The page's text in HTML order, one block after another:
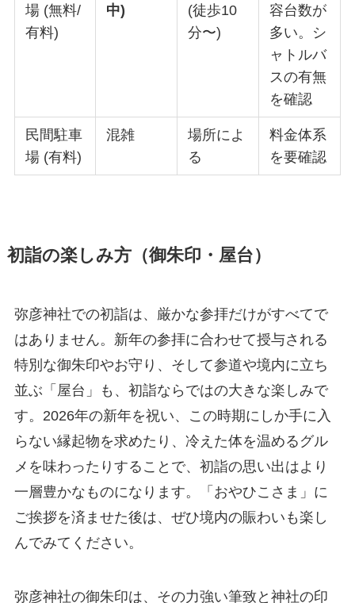
場 (無料/
有料)
中)
(徒歩10
分〜)
容台数が
多い。シ
ャトルバ
スの有無
を確認
民間駐車
場 (有料)
混雑
場所によ
る
料金体系
を要確認
初詣の楽しみ方（御朱印・屋台）
弥彦神社での初詣は、厳かな参拝だけがすべてで
はありません。新年の参拝に合わせて授与される
特別な御朱印やお守り、そして参道や境内に立ち
並ぶ「屋台」も、初詣ならではの大きな楽しみで
す。2026年の新年を祝い、この時期にしか手に入
らない縁起物を求めたり、冷えた体を温めるグル
メを味わったりすることで、初詣の思い出はより
一層豊かなものになります。「おやひこさま」に
ご挨拶を済ませた後は、ぜひ境内の賑わいも楽し
んでみてください。
弥彦神社の御朱印は、その力強い筆致と神社の印